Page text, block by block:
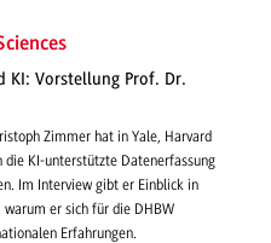
KI: Vorstellung Prof. Dr.
Zimmer hat in Yale, Harvard
die KI-unterstützte Datenerfassung
Im Interview gibt er Einblick in
warum er sich für die DHBW
Erfahrungen.